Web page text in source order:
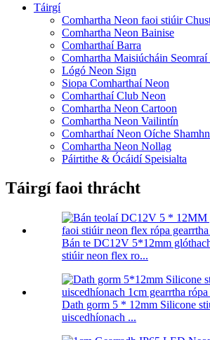
Táirgí
Comhartha Neon faoi stiúir
Comhartha Neon Bainise
Comharthaí Barra
Comhartha Maisiúcháin Seomraí
Lógó Neon Sign
Siopa Comharthaí Neon
Comharthaí Club Neon
Comhartha Neon Cartoon
Comhartha Neon Vailintín
Comharthaí Neon Oíche
Comhartha Neon Nollag
Páirtithe & Ócáidí Speisialta
Táirgí faoi thrácht
Bán te DC12V 5*12mm
stiúir neon flex ro...
Dath gorm 5 * 12mm Silicone
uiscedhíonach ...